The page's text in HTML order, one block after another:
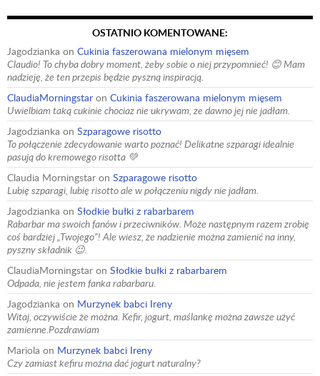
OSTATNIO KOMENTOWANE:
Jagodzianka on Cukinia faszerowana mielonym mięsem
Claudio! To chyba dobry moment, żeby sobie o niej przypomnieć! 😊 Mam
nadzieję, że ten przepis będzie pyszną inspiracją.
ClaudiaMorningstar on Cukinia faszerowana mielonym mięsem
Uwielbiam taką cukinie chociaz nie ukrywam, ze dawno jej nie jadłam.
Jagodzianka on Szparagowe risotto
To połączenie zdecydowanie warto poznać! Delikatne szparagi idealnie
pasują do kremowego risotta 💚
Claudia Morningstar on Szparagowe risotto
Lubię szparagi, lubię risotto ale w połączeniu nigdy nie jadłam.
Jagodzianka on Słodkie bułki z rabarbarem
Rabarbar ma swoich fanów i przeciwników. Może następnym razem zrobię
coś bardziej „Twojego”! Ale wiesz, że nadzienie można zamienić na inny,
pyszny składnik 😉.
ClaudiaMorningstar on Słodkie bułki z rabarbarem
Odpada, nie jestem fanka rabarbaru.
Jagodzianka on Murzynek babci Ireny
Witaj, oczywiście że można. Kefir, jogurt, maślankę można zawsze użyć
zamienne.Pozdrawiam
Mariola on Murzynek babci Ireny
Czy zamiast kefiru można dać jogurt naturalny?